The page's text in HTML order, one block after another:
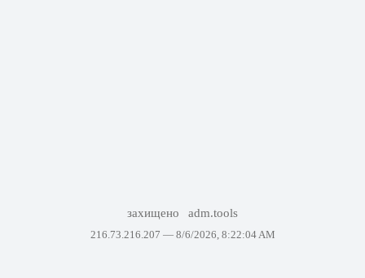
захищено adm.tools
216.73.216.207 — 8/6/2026, 8:22:04 AM